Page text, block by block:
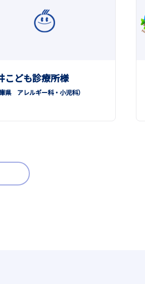
こども診療所様
庫県 アレルギー科 小児科）